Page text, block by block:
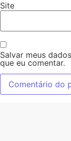
Site
Salvar meus
que eu comentar.